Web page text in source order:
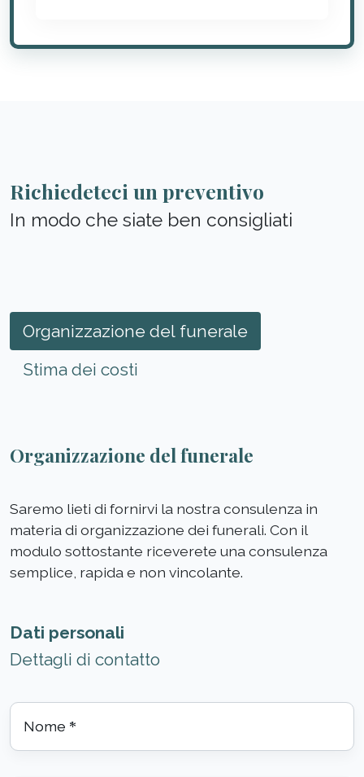
Richiedeteci un preventivo
In modo che siate ben consigliati
Organizzazione del funerale
Stima dei costi
Organizzazione del funerale
Saremo lieti di fornirvi la nostra consulenza in
materia di organizzazione dei funerali. Con il
modulo sottostante riceverete una consulenza
semplice, rapida e non vincolante.
Dati personali
Dettagli di contatto
Nome *